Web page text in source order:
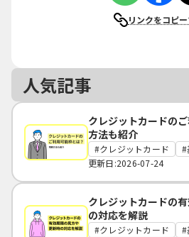
リンクをコピ
人気記事
クレジットカードの
方法も紹介
クレジットカード
更新日:2026-07-24
クレジットカードの
の対応を解説
クレジットカード